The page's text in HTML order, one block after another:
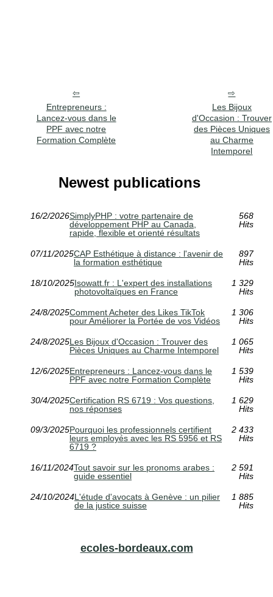
Entrepreneurs :
Lancez-vous dans le
PPF avec notre
Formation Complète
Les Bijoux
d'Occasion : Trouver
des Pièces Uniques
au Charme
Intemporel
Newest publications
16/2/2026SimplyPHP : votre partenaire de
développement PHP au Canada,
rapide, flexible et orienté résultats
568
Hits
07/11/2025CAP Esthétique à distance : l'avenir de
la formation esthétique
897
Hits
18/10/2025Isowatt.fr : L'expert des installations
photovoltaïques en France
1 329
Hits
24/8/2025Comment Acheter des Likes TikTok
pour Améliorer la Portée de vos Vidéos
1 306
Hits
24/8/2025Les Bijoux d'Occasion : Trouver des
Pièces Uniques au Charme Intemporel
1 065
Hits
12/6/2025Entrepreneurs : Lancez-vous dans le
PPF avec notre Formation Complète
1 539
Hits
30/4/2025Certification RS 6719 : Vos questions,
nos réponses
1 629
Hits
09/3/2025Pourquoi les professionnels certifient
leurs employés avec les RS 5956 et RS
6719 ?
2 433
Hits
16/11/2024Tout savoir sur les pronoms arabes :
guide essentiel
2 591
Hits
24/10/2024L'étude d'avocats à Genève : un pilier
de la justice suisse
1 885
Hits
ecoles-bordeaux.com